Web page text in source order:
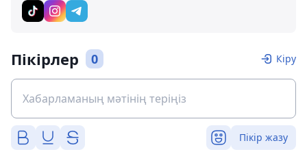
Пікірлер 0 Кіру
Пікір жазу